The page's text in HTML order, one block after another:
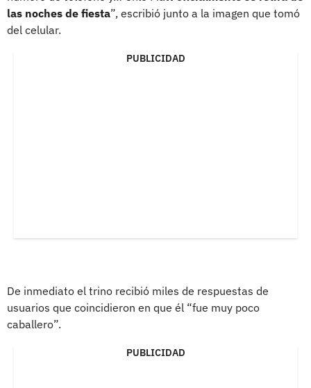
las noches de fiesta”, escribió junto a la imagen que tomó
del celular.
PUBLICIDAD
De inmediato el trino recibió miles de respuestas de
usuarios que coincidieron en que él “fue muy poco
caballero”.
PUBLICIDAD